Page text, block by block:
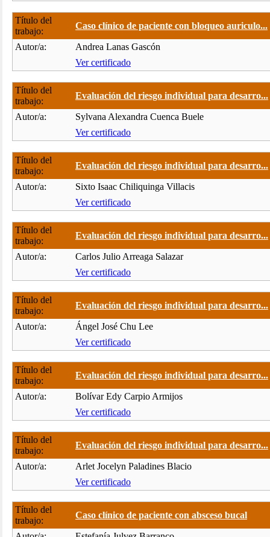
Título del
trabajo:
Caso clínico de paciente con bloqueo auriculo...
Autor/a:
Andrea Lanas Gascón
Ver certificado
Título del
trabajo:
Evaluación del riesgo individual para desarro...
Autor/a:
Sylvana Alexandra Cuenca Buele
Ver certificado
Título del
trabajo:
Evaluación del riesgo individual para desarro...
Autor/a:
Sixto Isaac Chiliquinga Villacis
Ver certificado
Título del
trabajo:
Evaluación del riesgo individual para desarro...
Autor/a:
Carlos Julio Arreaga Salazar
Ver certificado
Título del
trabajo:
Evaluación del riesgo individual para desarro...
Autor/a:
Ángel José Chu Lee
Ver certificado
Título del
trabajo:
Evaluación del riesgo individual para desarro...
Autor/a:
Bolívar Edy Carpio Armijos
Ver certificado
Título del
trabajo:
Evaluación del riesgo individual para desarro...
Autor/a:
Arlet Jocelyn Paladines Blacio
Ver certificado
Título del
trabajo:
Caso clínico de paciente con absceso bucal